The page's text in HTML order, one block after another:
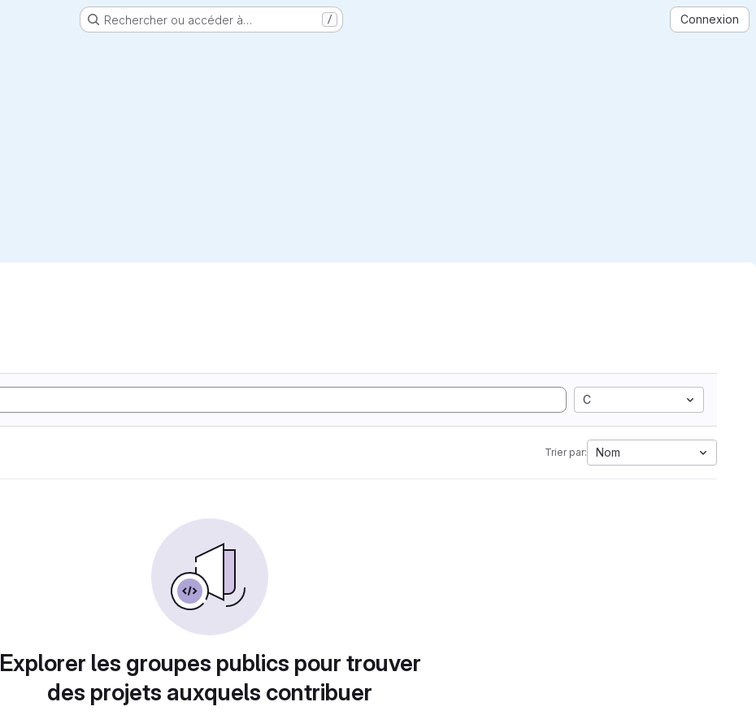
Rechercher ou accéder à… / Connexion
C
Trier par: Nom
Explorer les groupes publics pour trouver
des projets auxquels contribuer